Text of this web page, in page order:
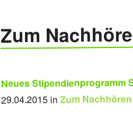
Zum
Neues Stipendienprogramm
29.04.2015 in Zum Nachhören